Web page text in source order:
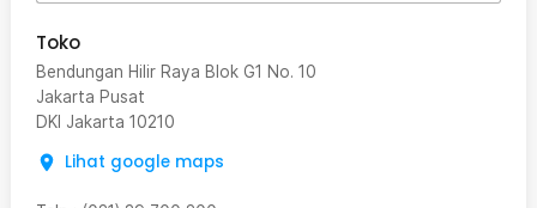
Toko
Bendungan Hilir Raya Blok G1 No. 10
Jakarta Pusat
DKI Jakarta 10210
Lihat google maps